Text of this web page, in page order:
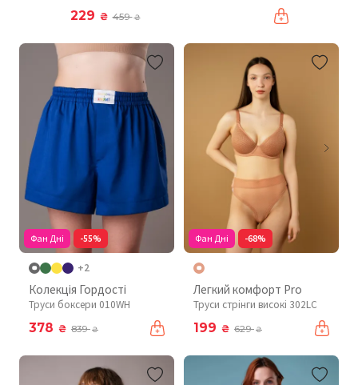
229 ₴ 459₴
Фан Дні -55%
+2
Колекція Гордості
Труси боксери 010WH
378 ₴ 839₴
Фан Дні -68%
Легкий комфорт Pro
Труси стрінги високі 302LC
199 ₴ 629₴